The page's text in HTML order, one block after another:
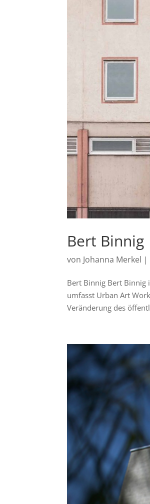
Bert Binnig
von Johanna Merkel |
Bert Binnig Bert Binnig
umfasst Urban Art
Veränderung des